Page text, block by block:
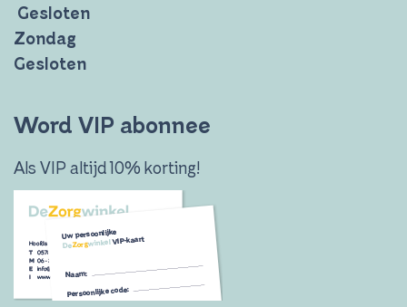
Gesloten
Zondag
Gesloten
Word VIP abonnee
Als VIP altijd 10% korting!